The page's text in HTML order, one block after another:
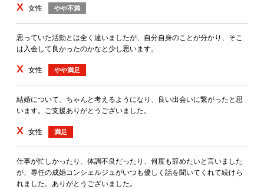
X 女性 やや不満
思っていた活動とは全く違いましたが、自分自身のことが分かり、そこ
は入会して良かったのかなと少し思います。
X 女性 やや満足
結婚について、ちゃんと考えるようになり、良い出会いに繋がったと思
います。ご支援ありがとうございました。
X 女性 満足
仕事が忙しかったり、体調不良だったり、何度も辞めたいと言いました
が、専任の成婚コンシェルジュがいつも優しく話を聞いてくれて続けら
れました。ありがとうございました。